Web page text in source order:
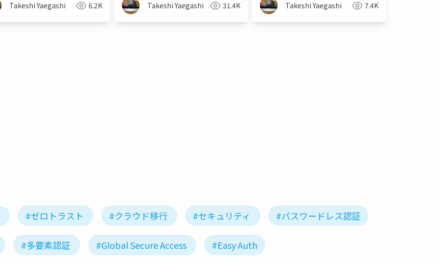
Takeshi Yaegashi 6.2K Takeshi Yaegashi 31.4K Takeshi Yaegashi 7.4K
#ゼロトラスト #クラウド移行 #セキュリティ #パスワードレス認証
#多要素認証 #Global Secure Access #Easy Auth